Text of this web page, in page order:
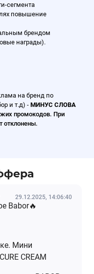
сегмента
повышение
брендом
награды).
на бренд по
и т.д) - МИНУС СЛОВА
промокодов. При
отклонены.
29.12.2025, 14:06:40
Babor🔥
Мини
CREAM